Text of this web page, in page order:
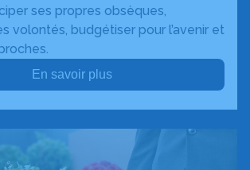
ses propres obsèques,
volontés, budgétiser pour l’avenir et
En savoir plus